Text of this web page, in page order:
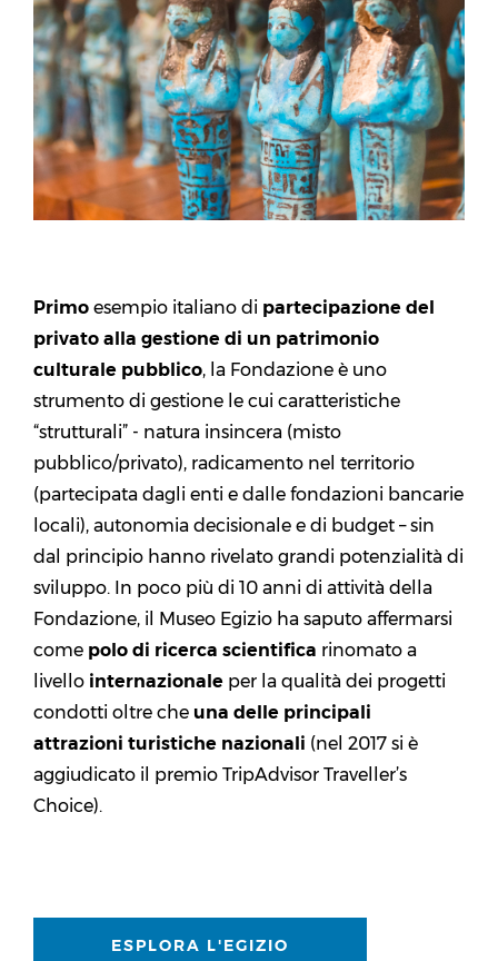
Primo esempio italiano di partecipazione del
privato alla gestione di un patrimonio
culturale pubblico, la Fondazione è uno
strumento di gestione le cui caratteristiche
“strutturali” - natura insincera (misto
pubblico/privato), radicamento nel territorio
(partecipata dagli enti e dalle fondazioni bancarie
locali), autonomia decisionale e di budget – sin
dal principio hanno rivelato grandi potenzialità di
sviluppo. In poco più di 10 anni di attività della
Fondazione, il Museo Egizio ha saputo affermarsi
come polo di ricerca scientifica rinomato a
livello internazionale per la qualità dei progetti
condotti oltre che una delle principali
attrazioni turistiche nazionali (nel 2017 si è
aggiudicato il premio TripAdvisor Traveller’s
Choice).
ESPLORA L'EGIZIO